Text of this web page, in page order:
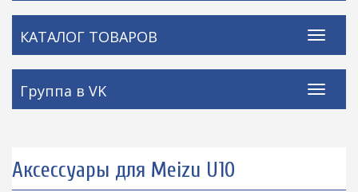
КАТАЛОГ ТОВАРОВ
Группа в VK
Аксессуары для Meizu U10